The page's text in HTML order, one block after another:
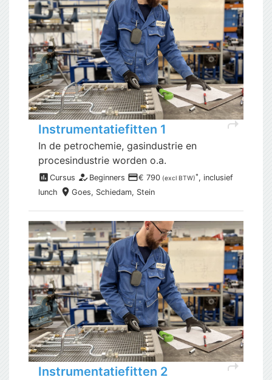
shortcut
Instrumentatiefitten 1
In de petrochemie, gasindustrie en
procesindustrie worden o.a.
assessment Cursus how_to_reg Beginners payment€ 790 (excl BTW)*, inclusief
lunch place Goes, Schiedam, Stein
shortcut
Instrumentatiefitten 2